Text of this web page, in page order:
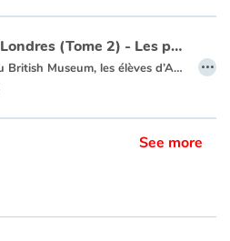
Mystères à Londres (Tome 2) - Les pirates du Golden Hinde
Après le vol au British Museum, les élèves d’Alex Moury sont plus en danger que jamais ! Cambriolage, course-poursuite à travers les musées et les rues de Londres jusque sur le pont d’un navire de pirate... Les enfants parviendront-ils à semer leurs poursuivants ? Et Alex Moury réussira-t-il à démêler le mystère autour du (faux) manuscrit de Shakespeare ? …
See more